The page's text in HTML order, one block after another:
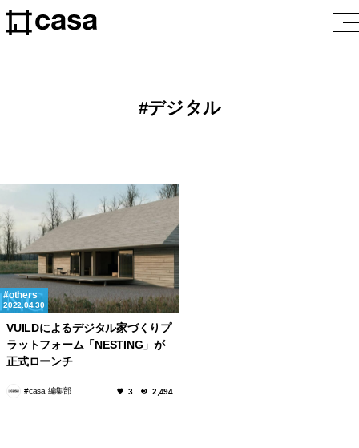
デジタル
others
2022.04.30
VUILDによるデジタル家づくりプ
ラットフォーム「NESTING」が
正式ローンチ
#casa 編集部 3 2,494